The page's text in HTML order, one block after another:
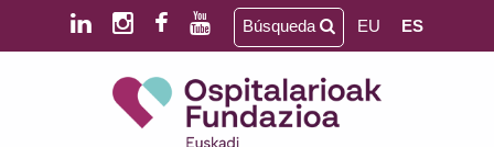
Saltar al contenido principal
Saltar al pie de página
Búsqueda EU ES